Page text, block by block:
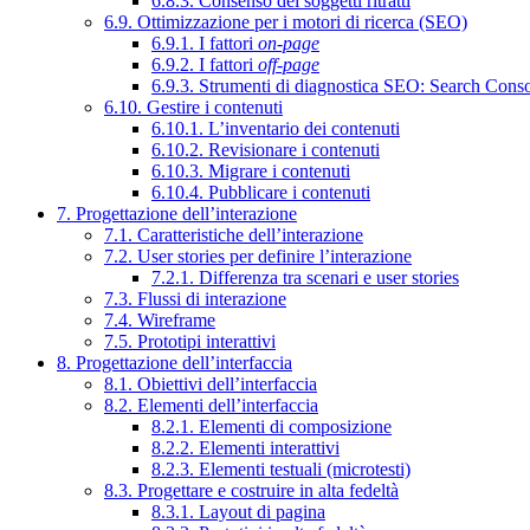
6.9. Ottimizzazione per i motori di ricerca (SEO)
6.9.1. I fattori on-page
6.9.2. I fattori off-page
6.9.3. Strumenti di diagnostica SEO: Search
6.10. Gestire i contenuti
6.10.1. L’inventario dei contenuti
6.10.2. Revisionare i contenuti
6.10.3. Migrare i contenuti
6.10.4. Pubblicare i contenuti
7. Progettazione dell’interazione
7.1. Caratteristiche dell’interazione
7.2. User stories per definire l’interazione
7.2.1. Differenza tra scenari e user stories
7.3. Flussi di interazione
7.4. Wireframe
7.5. Prototipi interattivi
8. Progettazione dell’interfaccia
8.1. Obiettivi dell’interfaccia
8.2. Elementi dell’interfaccia
8.2.1. Elementi di composizione
8.2.2. Elementi interattivi
8.2.3. Elementi testuali (microtesti)
8.3. Progettare e costruire in alta fedeltà
8.3.1. Layout di pagina